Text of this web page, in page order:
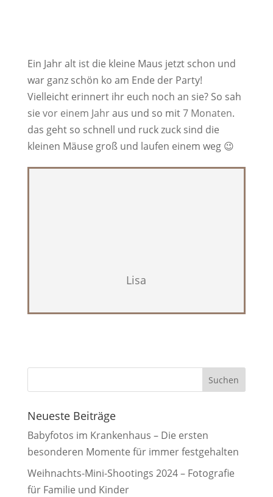
Ein Jahr alt ist die kleine Maus jetzt schon und
war ganz schön ko am Ende der Party!
Vielleicht erinnert ihr euch noch an sie? So sah
sie vor einem Jahraus und so mit7 Monaten.
das geht so schnell und ruck zuck sind die
kleinen Mäuse groß und laufen einem weg 😉
Lisa
Neueste Beiträge
Babyfotos im Krankenhaus – Die ersten
besonderen Momente für immer festgehalten
Weihnachts-Mini-Shootings 2024 – Fotografie
für Familie und Kinder